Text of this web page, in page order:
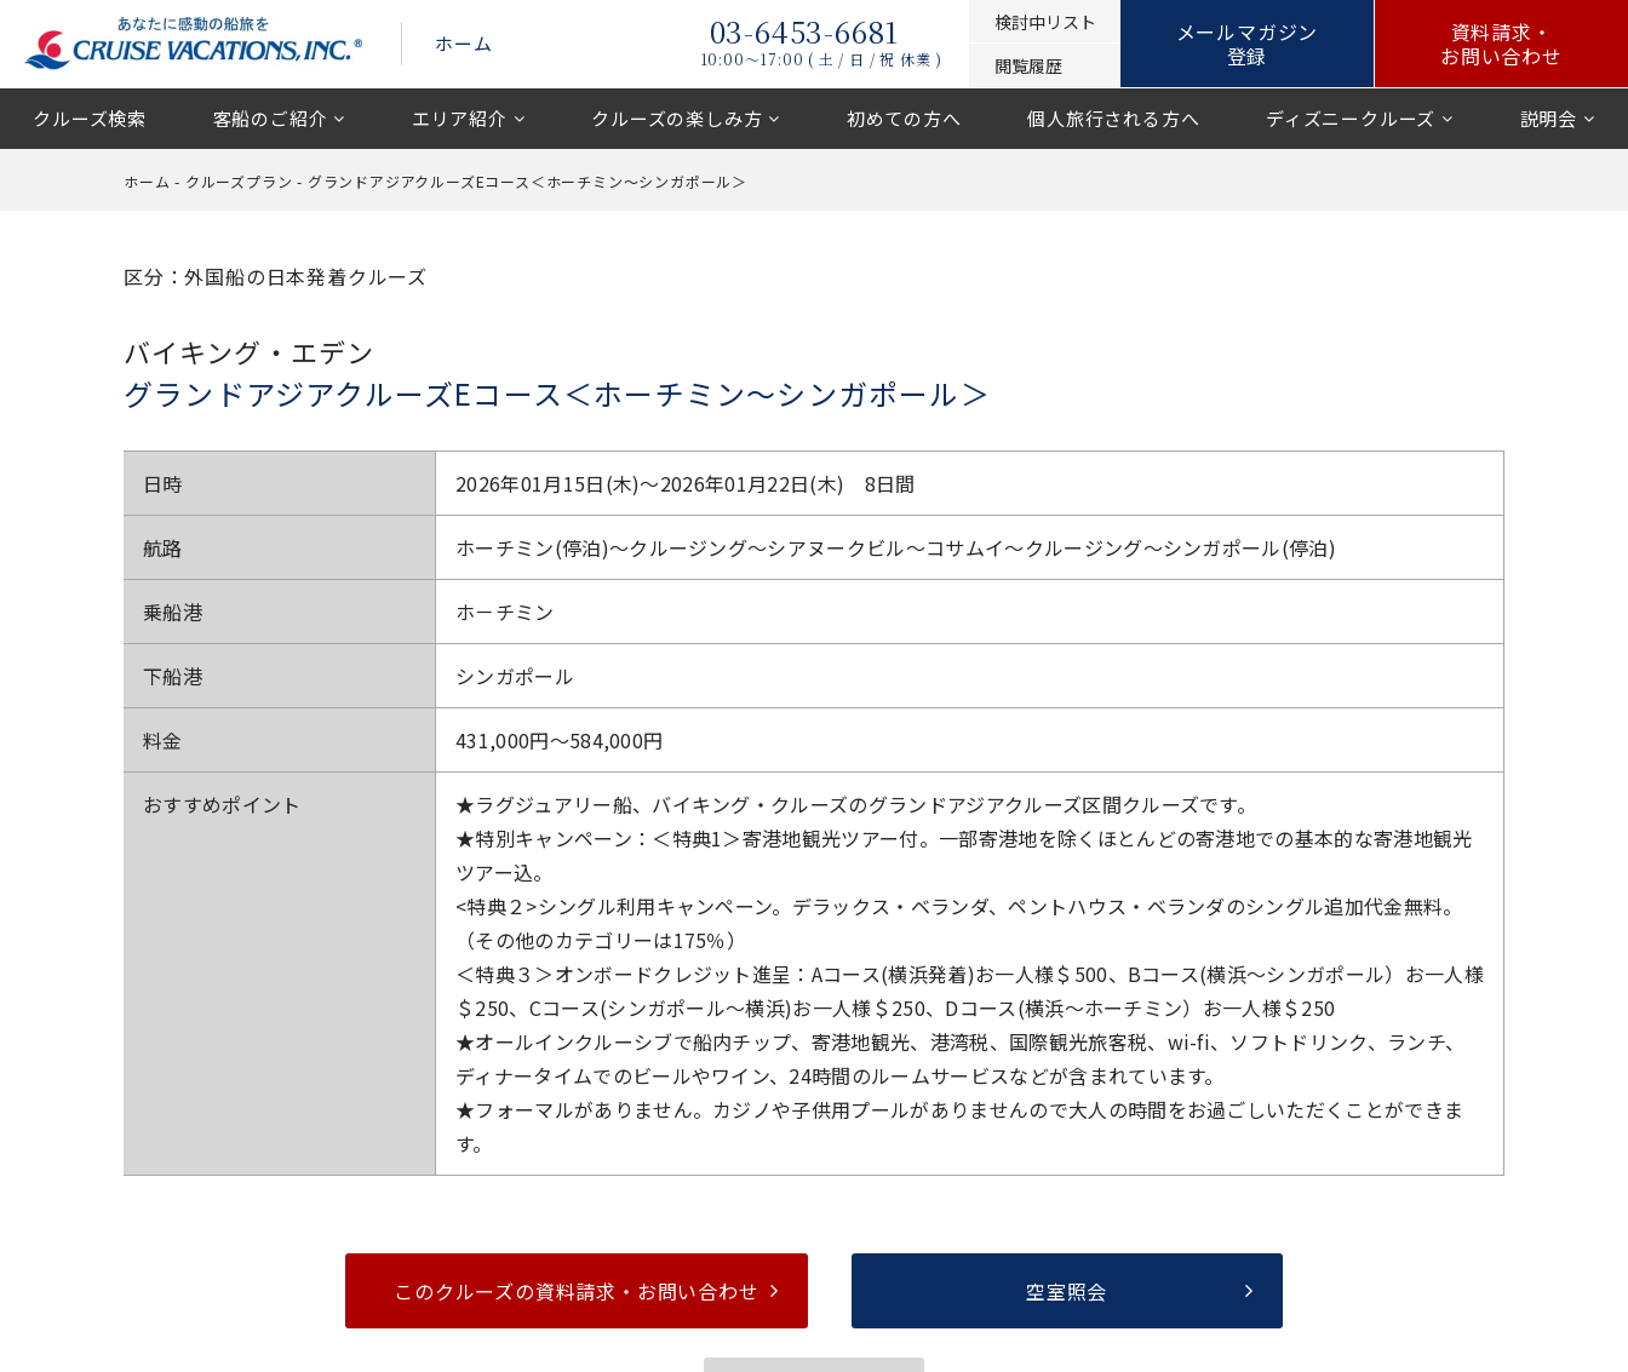
ホーム 03-6453-6681
10:00〜17:00 ( 土 / 日 / 祝 休業 )
検討中リスト
閲覧履歴
メールマガジン
登録
資料請求・
お問い合わせ
クルーズ検索 客船のご紹介 エリア紹介 クルーズの楽しみ方 初めての方へ 個人旅行される方へ ディズニークルーズ 説明会
ホーム - クルーズプラン - グランドアジアクルーズEコース＜ホーチミン～シンガポール＞
区分：外国船の日本発着クルーズ
バイキング・エデン
グランドアジアクルーズEコース＜ホーチミン～シンガポール＞
日時 2026年01月15日(木)〜2026年01月22日(木) 8日間
航路 ホーチミン(停泊)～クルージング～シアヌークビル～コサムイ～クルージング～シンガポール(停泊)
乗船港 ホ－チミン
下船港 シンガポール
料金 431,000円〜584,000円
おすすめポイント
★ラグジュアリー船、バイキング・クルーズのグランドアジアクルーズ区間クルーズです。
★特別キャンペーン：＜特典1＞寄港地観光ツアー付。一部寄港地を除くほとんどの寄港地での基本的な寄港地観光
ツアー込。
<特典２>シングル利用キャンペーン。デラックス・ベランダ、ペントハウス・ベランダのシングル追加代金無料。
（その他のカテゴリーは175％）
＜特典３＞オンボードクレジット進呈：Aコース(横浜発着)お一人様＄500、Bコース(横浜～シンガポール）お一人様
＄250、Cコース(シンガポール～横浜)お一人様＄250、Dコース(横浜～ホーチミン）お一人様＄250
★オールインクルーシブで船内チップ、寄港地観光、港湾税、国際観光旅客税、wi-fi、ソフトドリンク、ランチ、
ディナータイムでのビールやワイン、24時間のルームサービスなどが含まれています。
★フォーマルがありません。カジノや子供用プールがありませんので大人の時間をお過ごしいただくことができま
す。
このクルーズの資料請求・ お問い合わせ 空室照会